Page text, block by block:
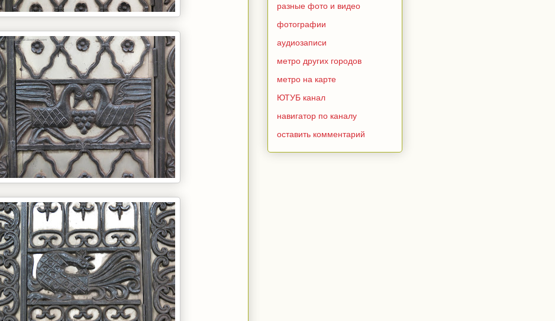
разные фото и видео
фотографии
аудиозаписи
метро других городов
метро на карте
ЮТУБ канал
навигатор по каналу
оставить комментарий